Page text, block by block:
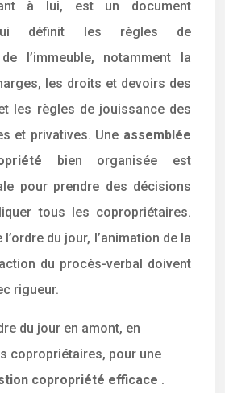
à lui, est un document
définit les règles de
l’immeuble, notamment la
les droits et devoirs des
les règles de jouissance des
et privatives. Une assemblée
bien organisée est
pour prendre des décisions
tous les copropriétaires.
du jour, l’animation de la
du procès-verbal doivent
rigueur.
du jour en amont, en
copropriétaires, pour une
copropriété efficace .